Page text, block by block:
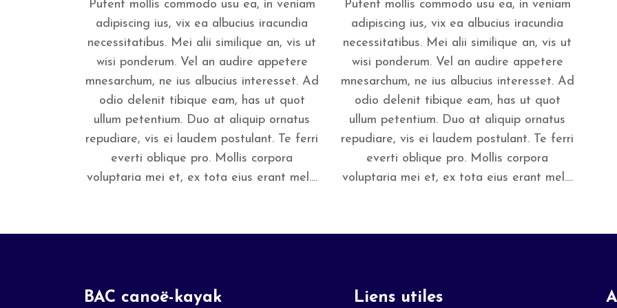
Putent mollis commodo usu ea, in veniam
adipiscing ius, vix ea albucius iracundia
necessitatibus. Mei alii similique an, vis ut
wisi ponderum. Vel an audire appetere
mnesarchum, ne ius albucius interesset. Ad
odio delenit tibique eam, has ut quot
ullum petentium. Duo at aliquip ornatus
repudiare, vis ei laudem postulant. Te ferri
everti oblique pro. Mollis corpora
voluptaria mei et, ex tota eius erant mel....
Putent mollis commodo usu ea, in veniam
adipiscing ius, vix ea albucius iracundia
necessitatibus. Mei alii similique an, vis ut
wisi ponderum. Vel an audire appetere
mnesarchum, ne ius albucius interesset. Ad
odio delenit tibique eam, has ut quot
ullum petentium. Duo at aliquip ornatus
repudiare, vis ei laudem postulant. Te ferri
everti oblique pro. Mollis corpora
voluptaria mei et, ex tota eius erant mel....
BAC canoë-kayak Liens utiles